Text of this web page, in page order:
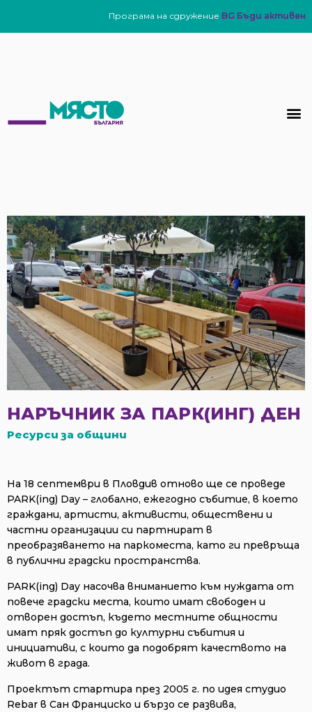
Програма на сдружение BG Бъди активен
НАРЪЧНИК ЗА ПАРК(ИНГ) ДЕН
Ресурси за общини
На 18 септември в Пловдив отново ще се проведе
PARK(ing) Day – глобално, ежегодно събитие, в което
граждани, артисти, активисти, обществени и
частни организации си партнират в
преобразяването на паркоместа, като ги превръща
в публични градски пространства.
PARK(ing) Day насочва вниманието към нуждата от
повече градски места, които имат свободен и
отворен достъп, където местните общности
имат пряк достъп до културни събития и
инициативи, с които да подобрят качеството на
живот в града.
Проектът стартира през 2005 г. по идея студио
Rebar в Сан Франциско и бързо се развива,